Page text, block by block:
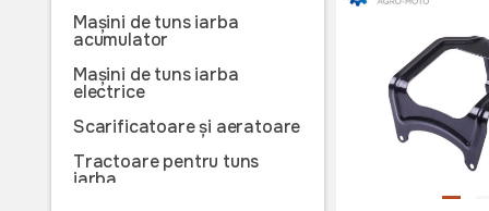
Mașini de tuns iarba
acumulator
Mașini de tuns iarba
electrice
Scarificatoare și aeratoare
Tractoare pentru tuns
iarba